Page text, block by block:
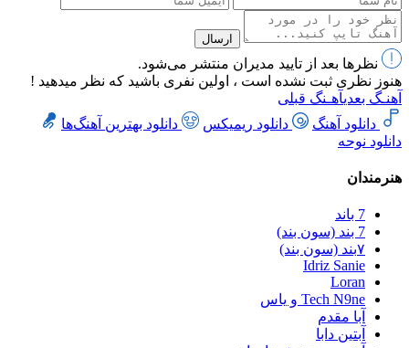
ارسال
نظرها بعد از تایید مدیران منتشر می‌شود.
هنوز نظری ثبت نشده است ، اولین نفری باشید که نظر میدهید !
آهنـگ بعدیآهـنگ قبلی
دانلود آهنگ
دانلود ریمیکس
دانلود بهترین آهنگ‌ها
دانلود نوحه
هنرمندان
7 باند
7 بند (سون بند)
۷بند (سون بند)
Idriz Sanie
Loran
Tech N9ne و یاس
آبا مقدم
آبتین دابا